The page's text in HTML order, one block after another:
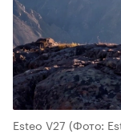
Esteo V27 (Фото: